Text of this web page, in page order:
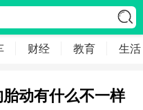
财经 教育 生活
动有什么不一样